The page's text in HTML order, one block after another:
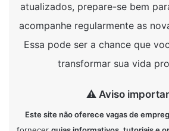
atualizados, prepare-se bem
acompanhe regularmente as
Essa pode ser a chance que
transformar sua vida
⚠ Aviso
Este site não oferece vagas de